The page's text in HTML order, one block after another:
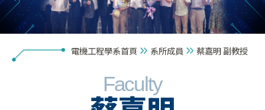
電機工程學系首頁 系所成員 蔡嘉明 副教授
Faculty